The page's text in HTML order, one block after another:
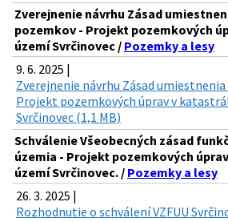
Zverejnenie návrhu Zásad
pozemkov - Projekt pozemkových
území Svrčinovec / Pozemky a lesy
9. 6. 2025 |
Zverejnenie návrhu Zásad
Projekt pozemkových úprav v
Svrčinovec (1,1 MB)
Schválenie Všeobecných zásad
územia - Projekt pozemkových
území Svrčinovec. / Pozemky a lesy
26. 3. 2025 |
Rozhodnutie o schválení VZFUU